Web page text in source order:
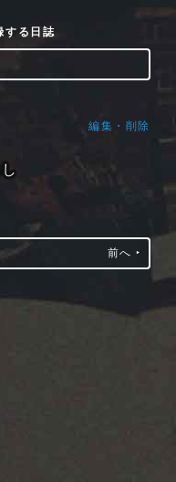
する日誌
編集・削除
前へ ‣